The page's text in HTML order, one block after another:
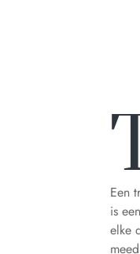
Een
is
elke